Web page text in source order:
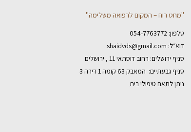
"מחט רוח – המקום לרפואה משלימה"
טלפון: 054-7763772
דוא״ל: shaidvds@gmail.com
סניף ירושלים: רחוב דוסתאי 11 , ירושלים
סניף גבעתיים: המאבק 63 קומה 1 דירה 3
ניתן לתאם טיפולי בית